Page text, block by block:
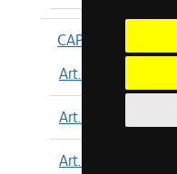
CAPO II
Art. 200
Art. 201
Art. 202